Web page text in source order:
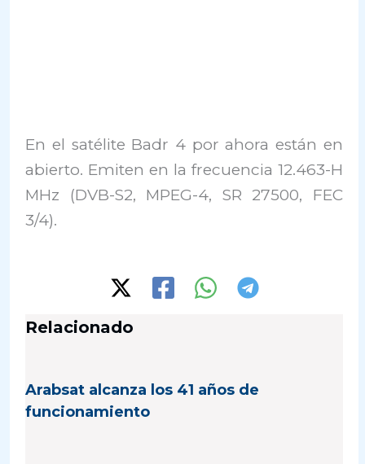
En el satélite Badr 4 por ahora están en
abierto. Emiten en la frecuencia 12.463-H
MHz (DVB-S2, MPEG-4, SR 27500, FEC
3/4).
Relacionado
Arabsat alcanza los 41 años de
funcionamiento